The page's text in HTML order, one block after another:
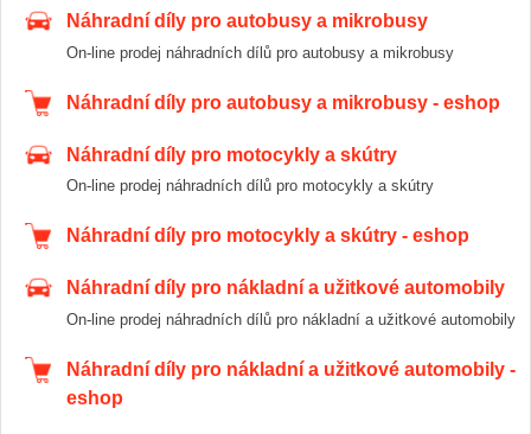
Náhradní díly pro autobusy a mikrobusy
On-line prodej náhradních dílů pro autobusy a mikrobusy
Náhradní díly pro autobusy a mikrobusy - eshop
Náhradní díly pro motocykly a skútry
On-line prodej náhradních dílů pro motocykly a skútry
Náhradní díly pro motocykly a skútry - eshop
Náhradní díly pro nákladní a užitkové automobily
On-line prodej náhradních dílů pro nákladní a užitkové automobily
Náhradní díly pro nákladní a užitkové automobily -
eshop